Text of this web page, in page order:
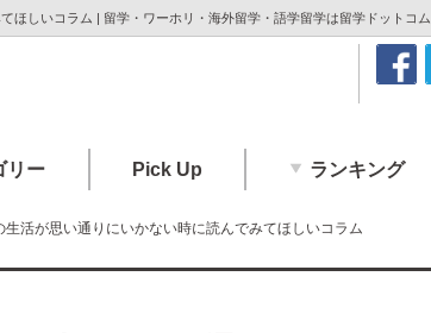
ほしいコラム | 留学・ワーホリ・海外留学・語学留学は留学ドットコム
リー Pick Up ランキング
活が思い通りにいかない時に読んでみてほしいコラム